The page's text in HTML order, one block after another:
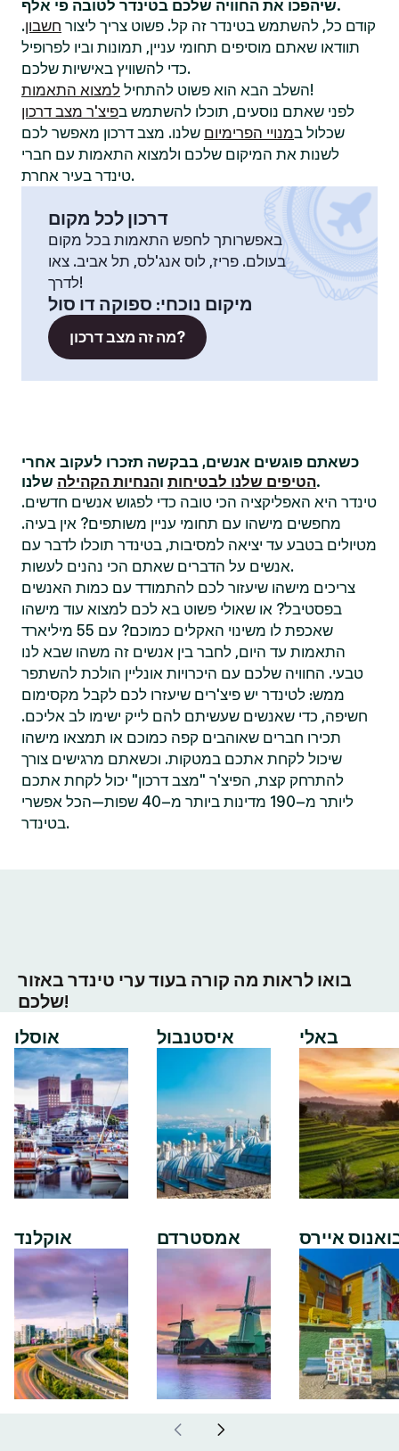
שיהפכו את החוויה שלכם בטינדר לטובה פי אלף.
קודם כל, להשתמש בטינדר זה קל. פשוט צריך ליצור חשבון.
תוודאו שאתם מוסיפים תחומי עניין, תמונות וביו לפרופיל
כדי להשוויץ באישיות שלכם.
השלב הבא הוא פשוט להתחיל למצוא התאמות
!
לפני שאתם נוסעים, תוכלו להשתמש בפיצ'ר מצב דרכון
שכלול במנויי הפרימיום שלנו. מצב דרכון מאפשר לכם
לשנות את המיקום שלכם ולמצוא התאמות עם חברי
טינדר בעיר אחרת.
דרכון לכל מקום
באפשרותך לחפש התאמות בכל מקום
בעולם. פריז, לוס אנג'לס, תל אביב. צאו
לדרך!
מיקום נוכחי: ספוקה דו סול
מה זה מצב דרכון?
כשאתם פוגשים אנשים, בבקשה תזכרו לעקוב אחרי
הטיפים שלנו לבטיחות והנחיות הקהילה
שלנו.
טינדר היא האפליקציה הכי טובה כדי לפגוש אנשים חדשים.
מחפשים מישהו עם תחומי עניין משותפים? אין בעיה.
מטיולים בטבע עד יציאה למסיבות, בטינדר תוכלו לדבר עם
אנשים על הדברים שאתם הכי נהנים לעשות.
צריכים מישהו שיעזור לכם להתמודד עם כמות האנשים
בפסטיבל? או שאולי פשוט בא לכם למצוא עוד מישהו
שאכפת לו משינוי האקלים כמוכם? עם 55 מיליארד
התאמות עד היום, לחבר בין אנשים זה משהו שבא לנו
טבעי. החוויה שלכם עם היכרויות אונליין הולכת להשתפר
ממש: לטינדר יש פיצ'רים שיעזרו לכם לקבל מקסימום
חשיפה, כדי שאנשים שעשיתם להם לייק ישימו לב אליכם.
תכירו חברים שאוהבים קפה כמוכם או תמצאו מישהו
שיכול לקחת אתכם במטקות. וכשאתם מרגישים צורך
להתרחק קצת, הפיצ'ר "מצב דרכון" יכול לקחת אתכם
ליותר מ–190 מדינות ביותר מ–40 שפות—הכל אפשרי
בטינדר.
בואו לראות מה קורה בעוד ערי טינדר באזור
שלכם!
אוסלו
אוקלנד
איסטנבול
אמסטרדם
באלי
איירס